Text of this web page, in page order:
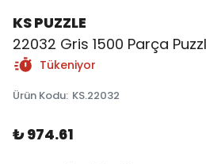
KS PUZZLE
22032 Gris 1500 Parça
Tükeniyor
Ürün Kodu: KS.22032
₺ 974.61